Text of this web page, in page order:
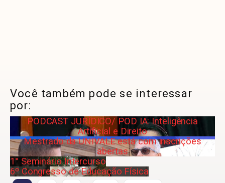
Você também pode se interessar
por:
PODCAST JURÍDICO/ POD IA: Inteligência
Artificial e Direito
Mestrado da UNIVALE está com inscrições
abertas
1° Seminário Intercurso
6º Congresso de Educação Física